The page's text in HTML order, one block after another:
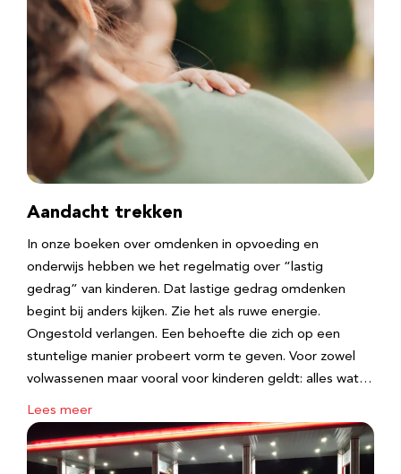
Aandacht trekken
In onze boeken over omdenken in opvoeding en
onderwijs hebben we het regelmatig over “lastig
gedrag” van kinderen. Dat lastige gedrag omdenken
begint bij anders kijken. Zie het als ruwe energie.
Ongestold verlangen. Een behoefte die zich op een
stuntelige manier probeert vorm te geven. Voor zowel
volwassenen maar vooral voor kinderen geldt: alles wat…
Lees meer